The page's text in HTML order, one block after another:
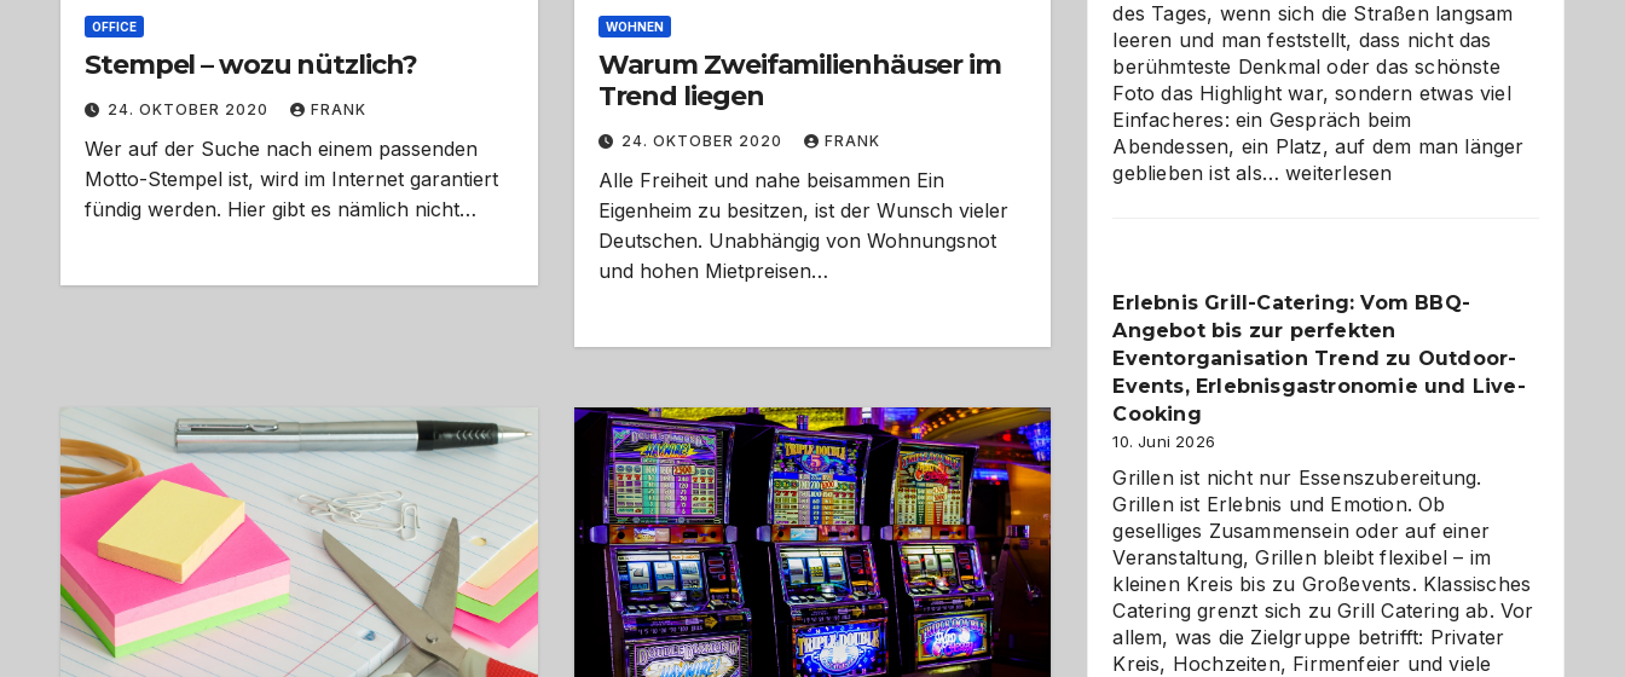
OFFICE
Stempel – wozu nützlich?
24. OKTOBER 2020 FRANK
Wer auf der Suche nach einem passenden
Motto-Stempel ist, wird im Internet garantiert
fündig werden. Hier gibt es nämlich nicht…
WOHNEN
Warum Zweifamilienhäuser im
Trend liegen
24. OKTOBER 2020 FRANK
Alle Freiheit und nahe beisammen Ein
Eigenheim zu besitzen, ist der Wunsch vieler
Deutschen. Unabhängig von Wohnungsnot
und hohen Mietpreisen…
des Tages, wenn sich die Straßen langsam
leeren und man feststellt, dass nicht das
berühmteste Denkmal oder das schönste
Foto das Highlight war, sondern etwas viel
Einfacheres: ein Gespräch beim
Abendessen, ein Platz, auf dem man länger
geblieben ist als…Als
Gelegenheit,
neue
Reiseziele
zu
weiterlesen
Erlebnis Grill-Catering: Vom BBQ-
Angebot bis zur perfekten
Eventorganisation Trend zu Outdoor-
Events, Erlebnisgastronomie und Live-
Cooking
10. Juni 2026
Grillen ist nicht nur Essenszubereitung.
Grillen ist Erlebnis und Emotion. Ob
geselliges Zusammensein oder auf einer
Veranstaltung, Grillen bleibt flexibel – im
kleinen Kreis bis zu Großevents. Klassisches
Catering grenzt sich zu Grill Catering ab. Vor
allem, was die Zielgruppe betrifft: Privater
Kreis, Hochzeiten, Firmenfeier und viele